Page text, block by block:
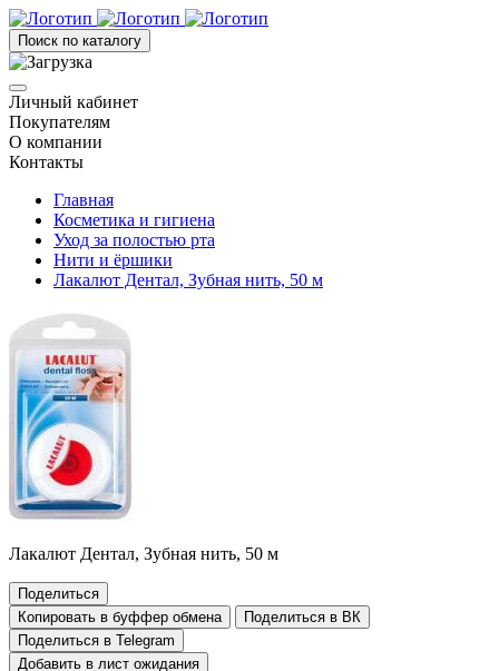
Поиск по каталогу
Личный кабинет
Покупателям
О компании
Контакты
Главная
Косметика и гигиена
Уход за полостью рта
Нити и ёршики
Лакалют Дентал, Зубная нить, 50 м
Лакалют Дентал, Зубная нить, 50 м
Поделиться
Копировать в буффер обмена
Поделиться в ВК
Поделиться в Telegram
Добавить в лист ожидания